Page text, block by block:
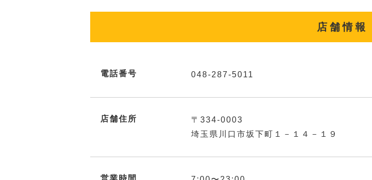
店舗情報
電話番号 048-287-5011
店舗住所
〒334-0003
埼玉県川口市坂下町１－１４－１９
営業時間